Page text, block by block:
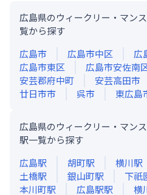
広島県のウィークリー・マン
覧から探す
広島市
広島市中区 広
広島市東区
広島市安佐南
安芸郡府中町
安芸高田市
廿日市市
呉市 東広島
広島県のウィークリー・マン
駅一覧から探す
広島駅 胡町駅 横川駅
土橋駅 銀山町駅 下祇
本川町駅 広島駅駅 横